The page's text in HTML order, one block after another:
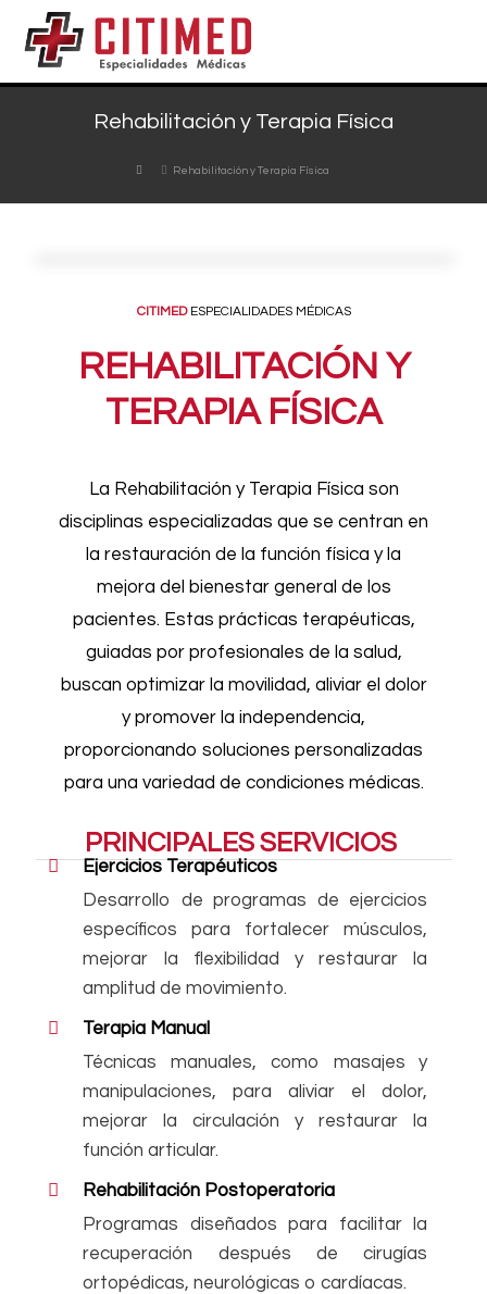
Rehabilitación y Terapia Física
Rehabilitación y Terapia Física
CITIMED ESPECIALIDADES MÉDICAS
REHABILITACIÓN Y
TERAPIA FÍSICA
La Rehabilitación y Terapia Física son
disciplinas especializadas que se centran en
la restauración de la función física y la
mejora del bienestar general de los
pacientes. Estas prácticas terapéuticas,
guiadas por profesionales de la salud,
buscan optimizar la movilidad, aliviar el dolor
y promover la independencia,
proporcionando soluciones personalizadas
para una variedad de condiciones médicas.
PRINCIPALES SERVICIOS
Ejercicios Terapéuticos
Desarrollo de programas de ejercicios
específicos para fortalecer músculos,
mejorar la flexibilidad y restaurar la
amplitud de movimiento.
Terapia Manual
Técnicas manuales, como masajes y
manipulaciones, para aliviar el dolor,
mejorar la circulación y restaurar la
función articular.
Rehabilitación Postoperatoria
Programas diseñados para facilitar la
recuperación después de cirugías
ortopédicas, neurológicas o cardíacas.